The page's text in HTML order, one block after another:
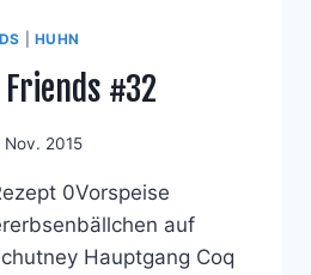
HUHN
#32
Nov. 2015
0Vorspeise
auf
Hauptgang Coq